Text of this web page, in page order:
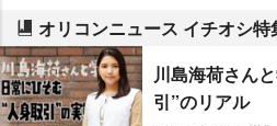
オリコンニュース イチオシ特
川島海荷さん
引”のリアル